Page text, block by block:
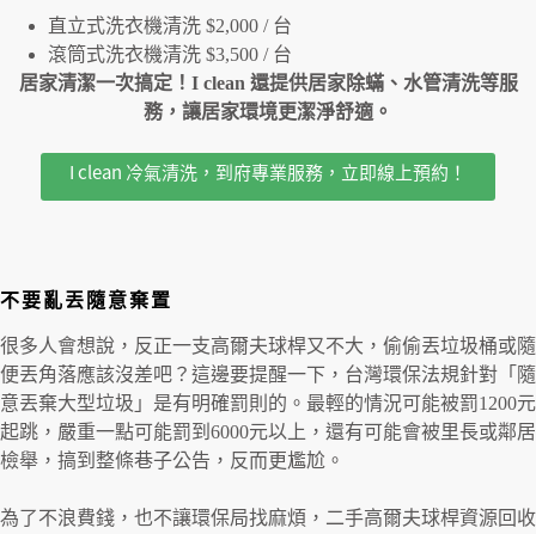
直立式洗衣機清洗 $2,000 / 台
滾筒式洗衣機清洗 $3,500 / 台
居家清潔一次搞定！I clean 還提供居家除蟎、水管清洗等服
務，讓居家環境更潔淨舒適。
I clean 冷氣清洗，到府專業服務，立即線上預約！
不要亂丟隨意棄置
很多人會想說，反正一支高爾夫球桿又不大，偷偷丟垃圾桶或隨
便丟角落應該沒差吧？這邊要提醒一下，台灣環保法規針對「隨
意丟棄大型垃圾」是有明確罰則的。最輕的情況可能被罰1200元
起跳，嚴重一點可能罰到6000元以上，還有可能會被里長或鄰居
檢舉，搞到整條巷子公告，反而更尷尬。
為了不浪費錢，也不讓環保局找麻煩，二手高爾夫球桿資源回收